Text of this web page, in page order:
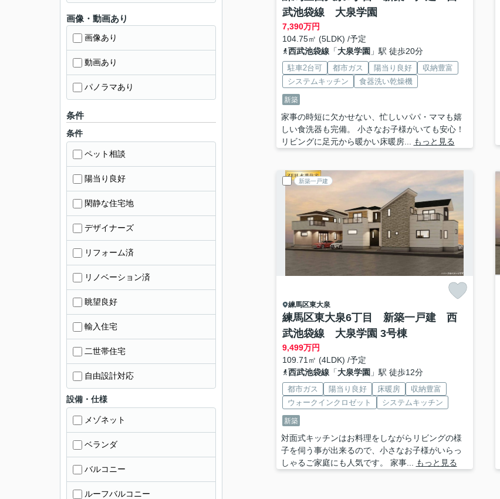
武池袋線 大泉学園
7,390万円
104.75㎡ (5LDK) /予定
西武池袋線「大泉学園 」駅 徒歩20分
駐車2台可 都市ガス 陽当り良好
収納豊富
システムキッチン
食器洗い乾燥機
新築
家事の時短に欠かせない、忙しいパパ・ママも嬉
しい食洗器も完備。 小さなお子様がいても安心！
リビングに足元から暖かい床暖房...
もっと見る
新築一戸建
練馬区東大泉
練馬区東大泉6丁目 新築一戸建 西
武池袋線 大泉学園 3号棟
9,499万円
109.71㎡ (4LDK) /予定
西武池袋線「大泉学園 」駅 徒歩12分
都市ガス 陽当り良好 床暖房
収納豊富
ウォークインクロゼット
システムキッチン
新築
対面式キッチンはお料理をしながらリビングの様
子を伺う事が出来るので、小さなお子様がいらっ
しゃるご家庭にも人気です。 家事...
もっと見る
画像・動画あり
画像あり
動画あり
パノラマあり
条件
条件
ペット相談
陽当り良好
閑静な住宅地
デザイナーズ
リフォーム済
リノベーション済
眺望良好
輸入住宅
二世帯住宅
自由設計対応
設備・仕様
メゾネット
ベランダ
バルコニー
ルーフバルコニー